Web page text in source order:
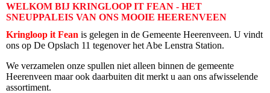
WELKOM BIJ KRINGLOOP IT FEAN - HET
SNEUPPALEIS VAN ONS MOOIE HEERENVEEN
Kringloop it Fean is gelegen in de Gemeente Heerenveen. U vindt
ons op De Opslach 11 tegenover het Abe Lenstra Station.
We verzamelen onze spullen niet alleen binnen de gemeente
Heerenveen maar ook daarbuiten dit merkt u aan ons afwisselende
assortiment.